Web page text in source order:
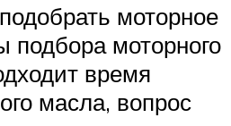
моторное
подбора моторного
время
масла, вопрос